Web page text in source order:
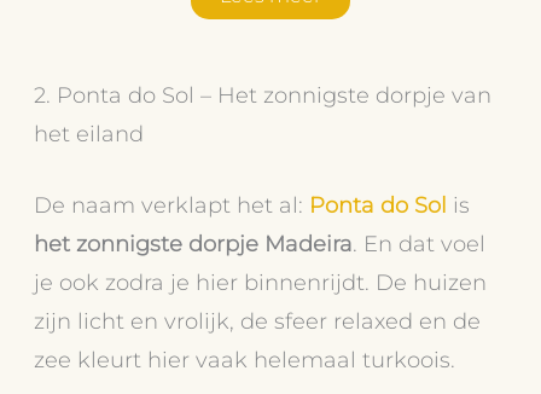
2. Ponta do Sol – Het zonnigste dorpje van
het eiland
De naam verklapt het al: Ponta do Sol is
het zonnigste dorpje Madeira. En dat voel
je ook zodra je hier binnenrijdt. De huizen
zijn licht en vrolijk, de sfeer relaxed en de
zee kleurt hier vaak helemaal turkoois.